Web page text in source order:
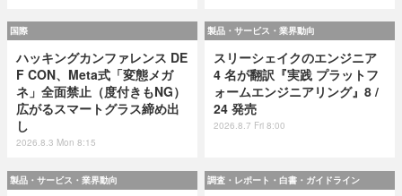
国際
ハッキングカンファレンス DE
F CON、Meta式「変態メガ
ネ」全面禁止（度付きもNG）
広がるスマートグラス締め出
し
2026.8.3 Mon 8:15
製品・サービス・業界動向
スリーシェイクのエンジニア
4 名が翻訳『実践 プラットフ
ォームエンジニアリング』8 /
24 発売
2026.8.7 Fri 8:00
製品・サービス・業界動向 調査・レポート・白書・ガイドライン